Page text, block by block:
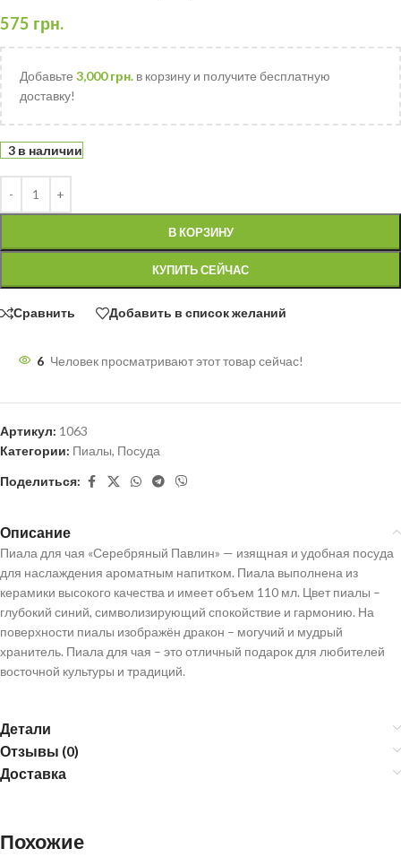
575 грн.
Добавьте 3,000грн. в корзину и получите бесплатную
доставку!
3 в наличии
В КОРЗИНУ
КУПИТЬ СЕЙЧАС
Сравнить Добавить в список желаний
6 Человек просматривают этот товар сейчас!
Артикул: 1063
Категории: Пиалы, Посуда
Поделиться:
Описание
Пиала для чая «Серебряный Павлин» — изящная и удобная посуда
для наслаждения ароматным напитком. Пиала выполнена из
керамики высокого качества и имеет объем 110 мл. Цвет пиалы –
глубокий синий, символизирующий спокойствие и гармонию. На
поверхности пиалы изображён дракон – могучий и мудрый
хранитель. Пиала для чая – это отличный подарок для любителей
восточной культуры и традиций.
Детали
Отзывы (0)
Доставка
Похожие